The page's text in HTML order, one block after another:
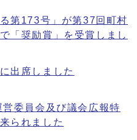
第173号」が第37回町村
「奨励賞」を受賞しまし
出席しました
委員会及び議会広報特
られました